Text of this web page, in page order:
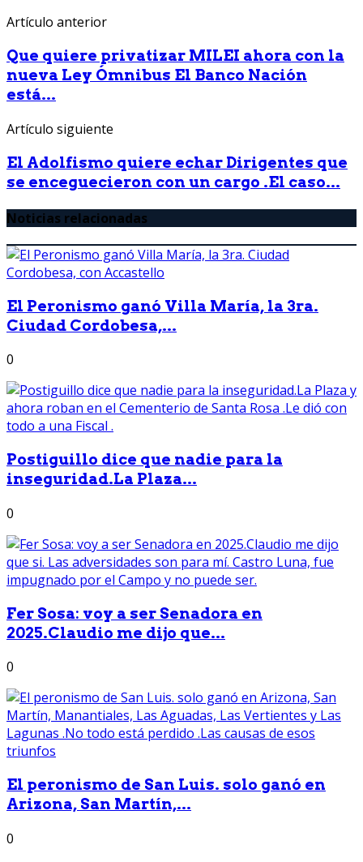
Artículo anterior
Que quiere privatizar MILEI ahora con la
nueva Ley Ómnibus El Banco Nación
está...
Artículo siguiente
El Adolfismo quiere echar Dirigentes que
se enceguecieron con un cargo .El caso...
Noticias relacionadas
El Peronismo ganó Villa María, la 3ra.
Ciudad Cordobesa,...
0
Postiguillo dice que nadie para la
inseguridad.La Plaza...
0
Fer Sosa: voy a ser Senadora en
2025.Claudio me dijo que...
0
El peronismo de San Luis. solo ganó en
Arizona, San Martín,...
0